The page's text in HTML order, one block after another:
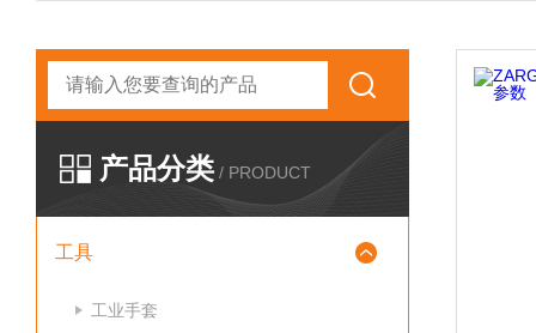
产品分类 / PRODUCT
工具
工业手套